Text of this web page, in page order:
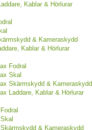
Kablar & Hörlurar
& Kameraskydd
Kablar & Hörlurar
Fodral
Skal
Skärmskydd & Kameraskydd
Laddare, Kablar & Hörlurar
& Kameraskydd